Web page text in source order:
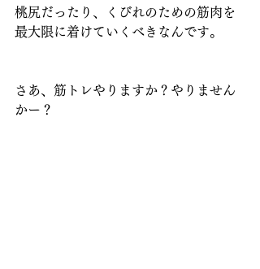
桃尻だったり、くびれのための筋肉を
最大限に着けていくべきなんです。
さあ、筋トレやりますか？やりません
かー？